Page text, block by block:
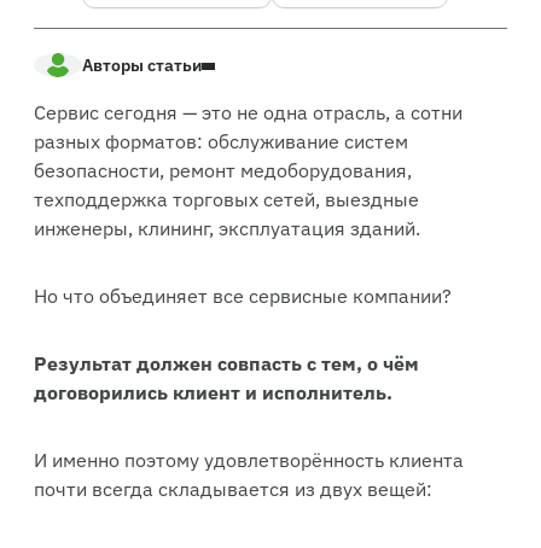
Авторы статьи
Общий мозг «Заявка закрыта»
Редакция
Анна Васильева
Сервис сегодня — это не одна отрасль, а сотни
разных форматов: обслуживание систем
безопасности, ремонт медоборудования,
техподдержка торговых сетей, выездные
инженеры, клининг, эксплуатация зданий.
Но что объединяет все сервисные компании?
Результат должен совпасть с тем, о чём
договорились клиент и исполнитель.
И именно поэтому удовлетворённость клиента
почти всегда складывается из двух вещей: